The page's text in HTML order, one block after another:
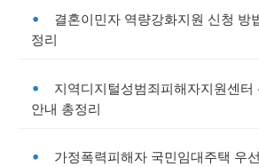
결혼이민자 역량강화지원 신청 방
정리
지역디지털성범죄피해자지원센터
안내 총정리
가정폭력피해자 국민임대주택 우